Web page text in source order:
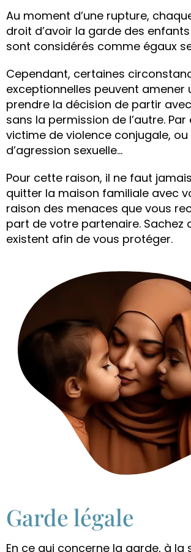
Au moment d’une rupture,
droit d’avoir la garde des enfants
sont considérés comme égaux
Cependant, certaines
exceptionnelles peuvent amener
prendre la décision de partir
sans la permission de l’autre. Par
victime de violence conjugale,
d’agression sexuelle…
Pour cette raison, il ne faut
quitter la maison familiale avec
raison des menaces que vous
part de votre partenaire. Sachez
existent afin de vous protéger.
Garde légale
En ce qui concerne la garde, à la